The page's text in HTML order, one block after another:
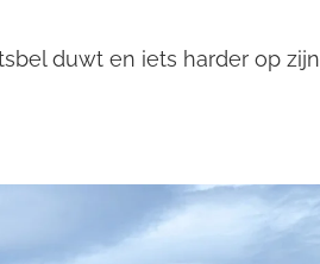
duwt en iets harder op zijn